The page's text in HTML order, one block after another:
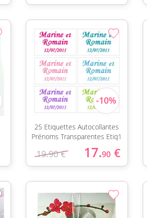
25 Etiquettes Autocollantes
Prénoms Transparentes Etiq1
19.90 € 17.90 €